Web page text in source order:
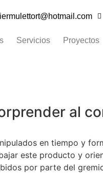
Servicios Proyectos
al
en tiempo y
este producto y
por parte del